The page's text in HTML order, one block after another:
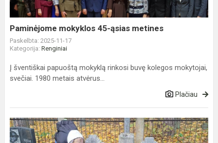
Paminėjome mokyklos 45-ąsias metines
Paskelbta: 2025-11-17
Kategorija: Renginiai
Į šventiškai papuoštą mokyklą rinkosi buvę kolegos mokytojai,
svečiai. 1980 metais atvėrus...
Plačiau
Devintokai
pagerbė